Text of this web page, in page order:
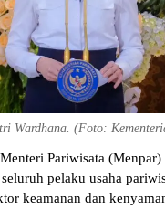
Wardhana. (Foto:
Pariwisata
pelaku usaha
keamanan dan